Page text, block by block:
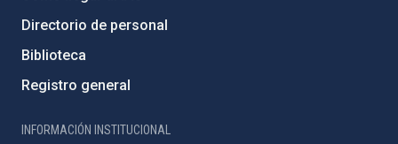
Directorio de personal
Biblioteca
Registro general
INFORMACIÓN INSTITUCIONAL